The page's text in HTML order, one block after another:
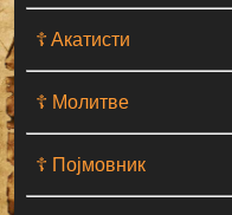
☦ Aкатисти
☦ Молитве
☦ Појмовник